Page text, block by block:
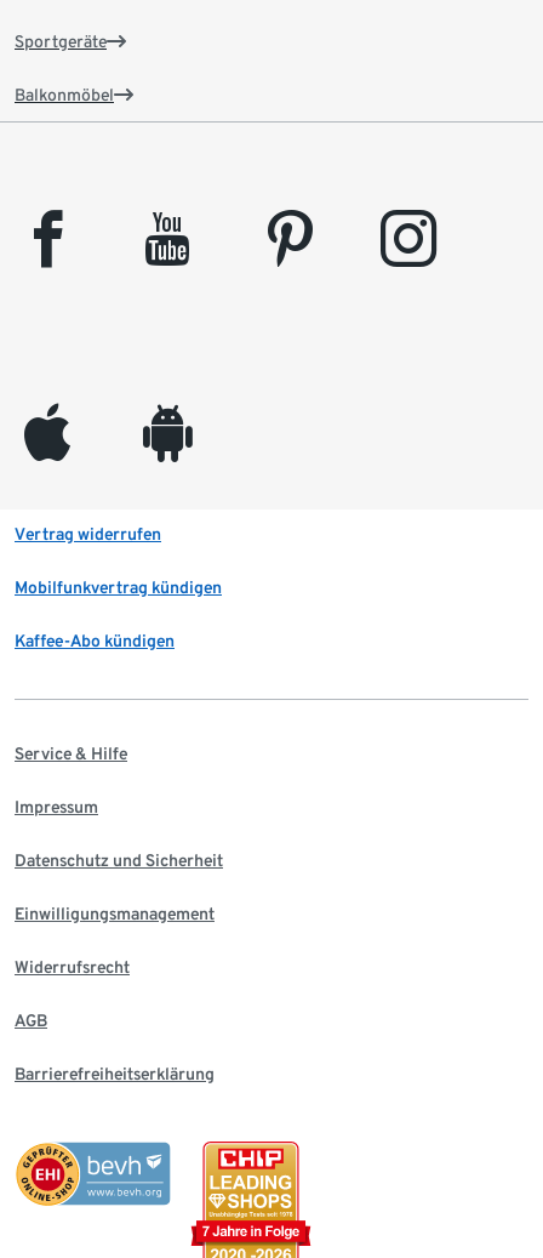
Sportgeräte
Balkonmöbel
facebook youtube pinterest instagram
appleinc android
Vertrag widerrufen
Mobilfunkvertrag kündigen
Kaffee-Abo kündigen
Service & Hilfe
Impressum
Datenschutz und Sicherheit
Einwilligungsmanagement
Widerrufsrecht
AGB
Barrierefreiheitserklärung